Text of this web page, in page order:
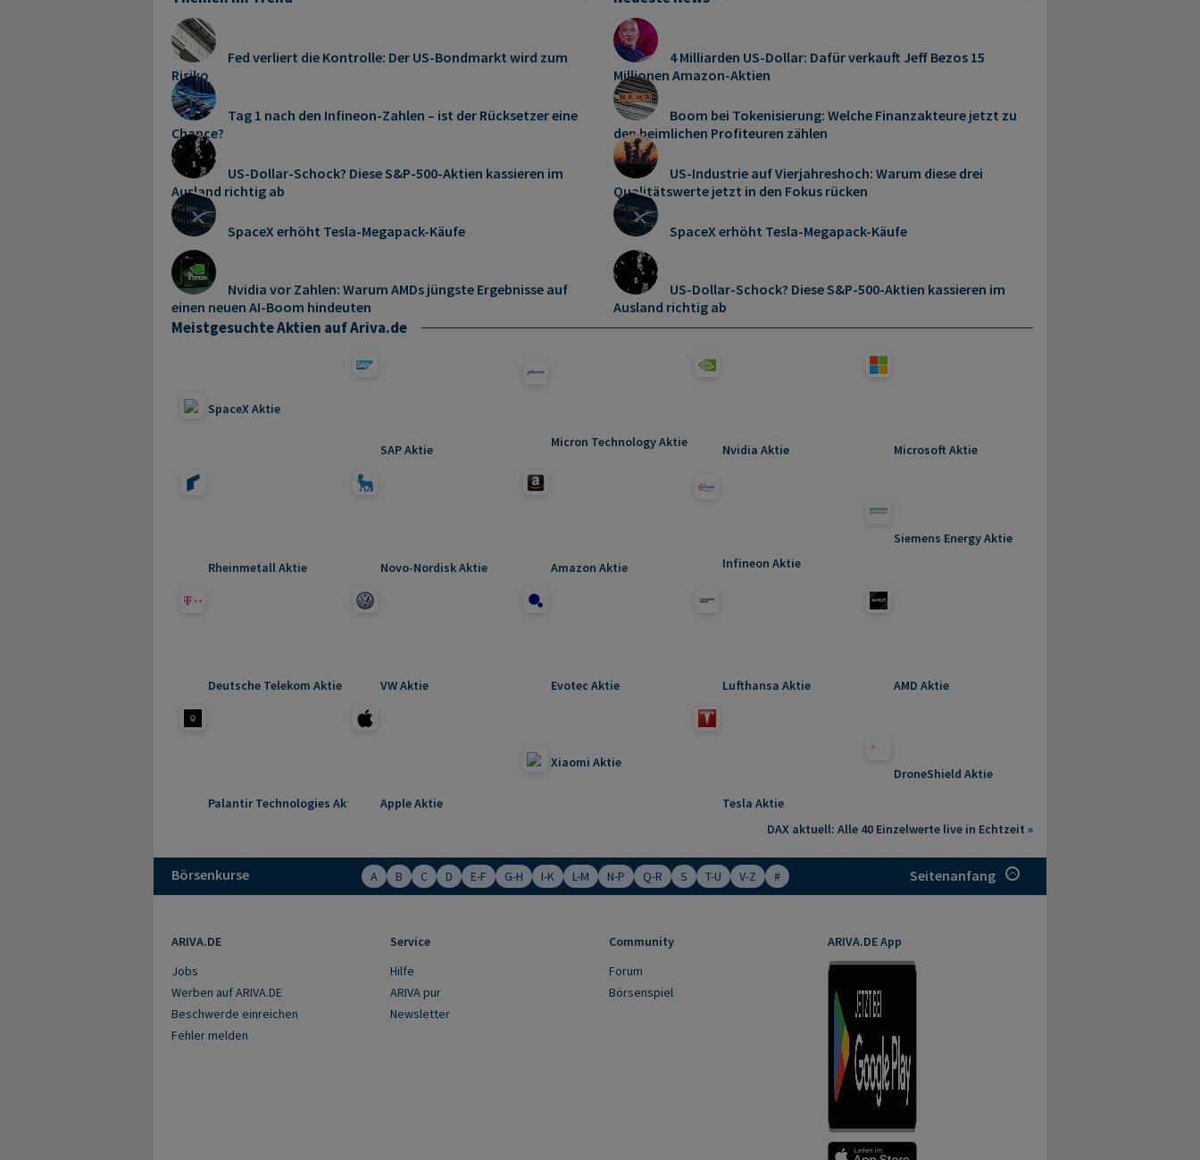
Fed verliert die Kontrolle: Der US-Bondmarkt wird zum
Risiko
Tag 1 nach den Infineon-Zahlen – ist der Rücksetzer eine
Chance?
US-Dollar-Schock? Diese S&P-500-Aktien kassieren im
Ausland richtig ab
SpaceX erhöht Tesla-Megapack-Käufe
Nvidia vor Zahlen: Warum AMDs jüngste Ergebnisse auf
einen neuen AI-Boom hindeuten
4 Milliarden US-Dollar: Dafür verkauft Jeff Bezos 15
Millionen Amazon-Aktien
Boom bei Tokenisierung: Welche Finanzakteure jetzt zu
den heimlichen Profiteuren zählen
US-Industrie auf Vierjahreshoch: Warum diese drei
Qualitätswerte jetzt in den Fokus rücken
SpaceX erhöht Tesla-Megapack-Käufe
US-Dollar-Schock? Diese S&P-500-Aktien kassieren im
Ausland richtig ab
Meistgesuchte Aktien auf Ariva.de
SpaceX Aktie
SAP Aktie Micron Technology Aktie Nvidia Aktie Microsoft Aktie
Rheinmetall Aktie Novo-Nordisk Aktie Amazon Aktie Infineon Aktie
Siemens Energy Aktie
Deutsche Telekom Aktie VW Aktie Evotec Aktie Lufthansa Aktie AMD Aktie
Palantir Technologies Aktie Apple Aktie
Xiaomi Aktie
Tesla Aktie
DroneShield Aktie
DAX aktuell: Alle 40 Einzelwerte live in Echtzeit »
Börsenkurse A B C D E-F G-H I-K L-M N-P Q-R S T-U V-Z # Seitenanfang
ARIVA.DE
Jobs
Werben auf ARIVA.DE
Beschwerde einreichen
Fehler melden
Service
Hilfe
ARIVA pur
Newsletter
Community
Forum
Börsenspiel
ARIVA.DE App